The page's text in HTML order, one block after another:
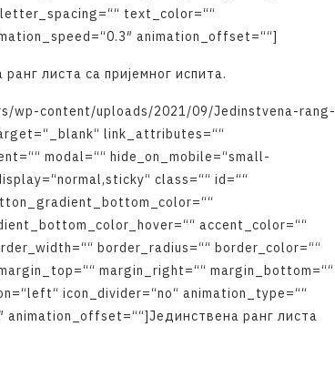
letter spacing=““ text color=““
ation speed=“0.3″ animation offset=““]
ранг листа са пријемног испита.
s/wp-content/uploads/2021/09/Jedinstvena-rang-
rget=“ blank“ link attributes=““
nt=““ modal=““ hide on mobile=“small-
isplay=“normal,sticky“ class=““ id=““
tton gradient bottom color=““
ient bottom color hover=““ accent color=““
rder width=““ border radius=““ border color=““
argin top=““ margin right=““ margin bottom=““
n=“left“ icon divider=“no“ animation type=““
animation offset=““]Јединствена ранг листа